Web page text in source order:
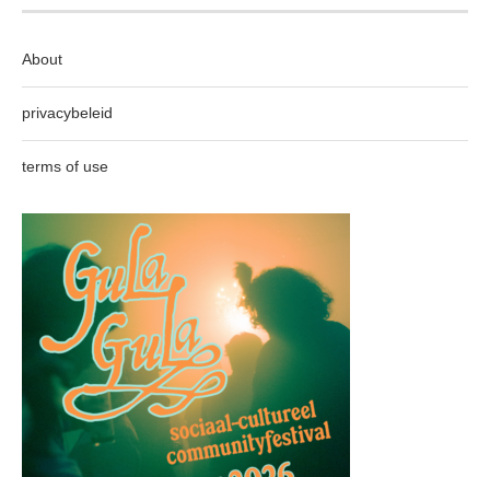
About
privacybeleid
terms of use